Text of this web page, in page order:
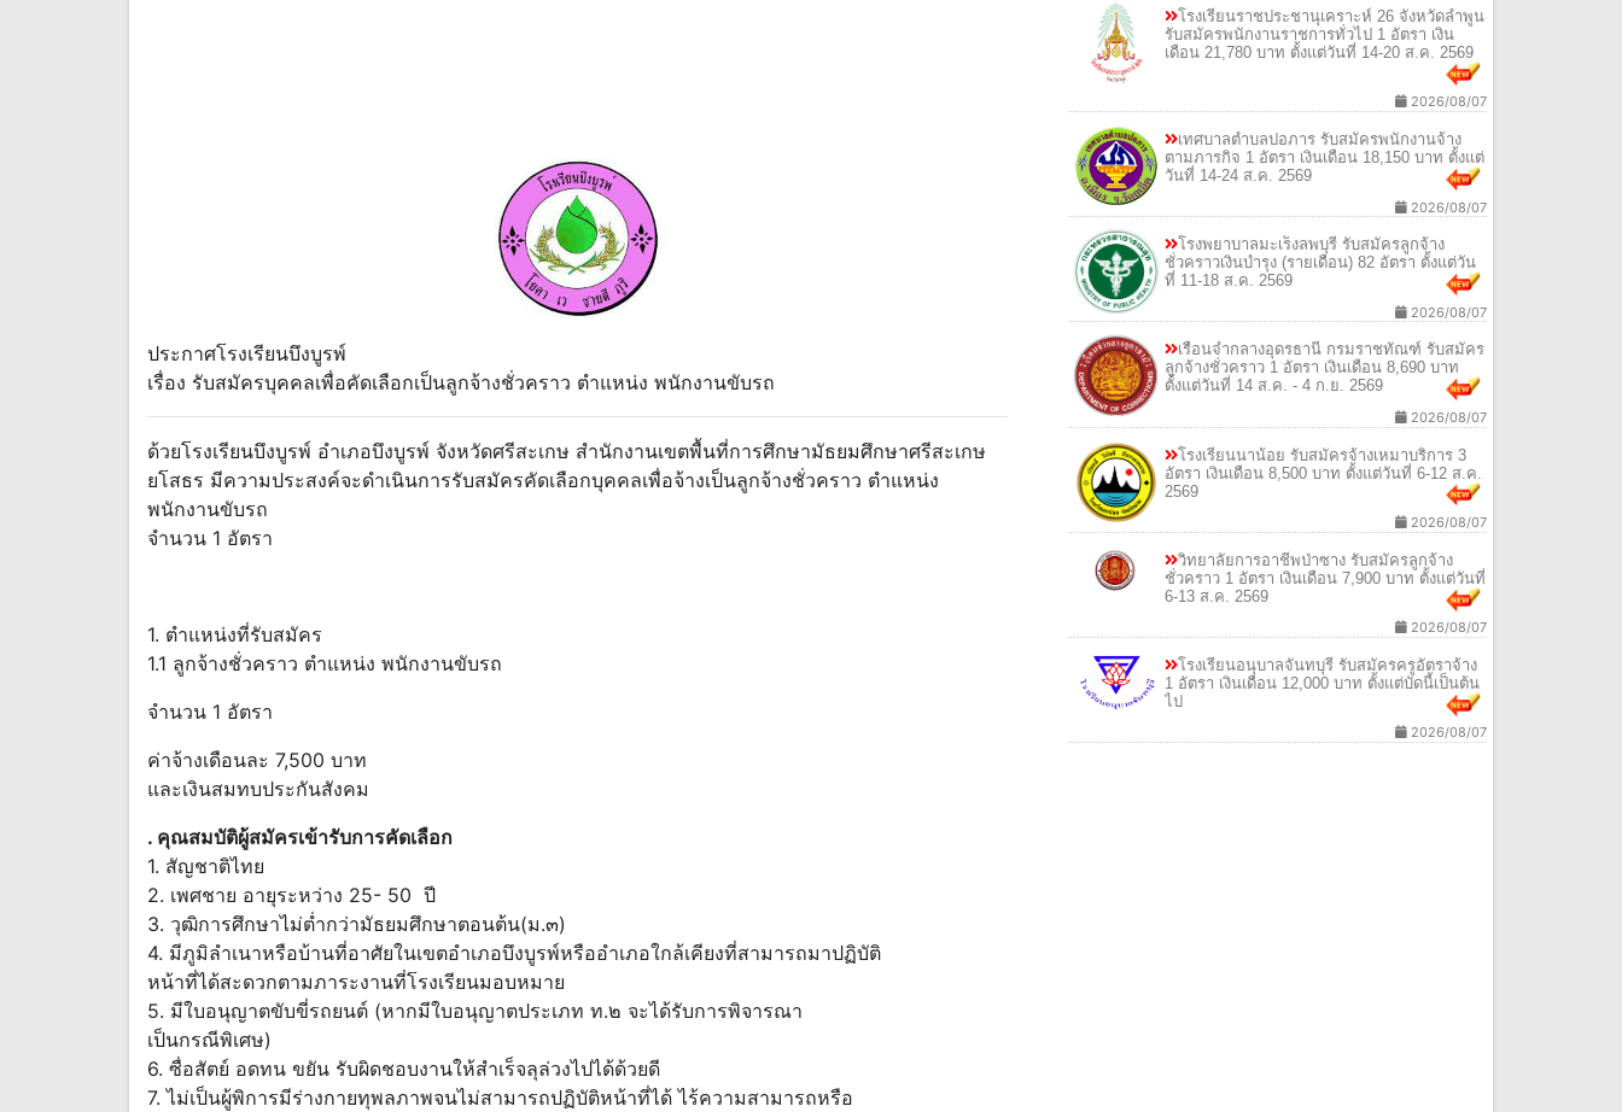
ประกาศโรงเรียนบึงบูรพ์
เรื่อง รับสมัครบุคคลเพื่อคัดเลือกเป็นลูกจ้างชั่วคราว ตำแหน่ง พนักงานขับรถ
ด้วยโรงเรียนบึงบูรพ์ อำเภอบึงบูรพ์ จังหวัดศรีสะเกษ สำนักงานเขตพื้นที่การศึกษามัธยมศึกษาศรีสะเกษ
ยโสธร มีความประสงค์จะดำเนินการรับสมัครคัดเลือกบุคคลเพื่อจ้างเป็นลูกจ้างชั่วคราว ตำแหน่ง
พนักงานขับรถ
จำนวน 1 อัตรา
1. ตำแหน่งที่รับสมัคร
1.1 ลูกจ้างชั่วคราว ตำแหน่ง พนักงานขับรถ
จำนวน 1 อัตรา
ค่าจ้างเดือนละ 7,500 บาท
และเงินสมทบประกันสังคม
. คุณสมบัติผู้สมัครเข้ารับการคัดเลือก
1. สัญชาติไทย
2. เพศชาย อายุระหว่าง 25- 50 ปี
3. วุฒิการศึกษาไม่ต่ำกว่ามัธยมศึกษาตอนต้น(ม.๓)
4. มีภูมิลำเนาหรือบ้านที่อาศัยในเขตอำเภอบึงบูรพ์หรืออำเภอใกล้เคียงที่สามารถมาปฏิบัติ
หน้าที่ได้สะดวกตามภาระงานที่โรงเรียนมอบหมาย
5. มีใบอนุญาตขับขี่รถยนต์ (หากมีใบอนุญาตประเภท ท.๒ จะได้รับการพิจารณา
เป็นกรณีพิเศษ)
6. ซื่อสัตย์ อดทน ขยัน รับผิดชอบงานให้สำเร็จลุล่วงไปได้ด้วยดี
7. ไม่เป็นผู้พิการมีร่างกายทุพลภาพจนไม่สามารถปฏิบัติหน้าที่ได้ ไร้ความสามารถหรือ
โรงเรียนราชประชานุเคราะห์ 26 จังหวัดลำพูน
รับสมัครพนักงานราชการทั่วไป 1 อัตรา เงิน
เดือน 21,780 บาท ตั้งแต่วันที่ 14-20 ส.ค. 2569
2026/08/07
เทศบาลตำบลปอภาร รับสมัครพนักงานจ้าง
ตามภารกิจ 1 อัตรา เงินเดือน 18,150 บาท ตั้งแต่
วันที่ 14-24 ส.ค. 2569
2026/08/07
โรงพยาบาลมะเร็งลพบุรี รับสมัครลูกจ้าง
ชั่วคราวเงินบำรุง (รายเดือน) 82 อัตรา ตั้งแต่วัน
ที่ 11-18 ส.ค. 2569
2026/08/07
เรือนจำกลางอุดรธานี กรมราชทัณฑ์ รับสมัคร
ลูกจ้างชั่วคราว 1 อัตรา เงินเดือน 8,690 บาท
ตั้งแต่วันที่ 14 ส.ค. - 4 ก.ย. 2569
2026/08/07
โรงเรียนนาน้อย รับสมัครจ้างเหมาบริการ 3
อัตรา เงินเดือน 8,500 บาท ตั้งแต่วันที่ 6-12 ส.ค.
2569
2026/08/07
วิทยาลัยการอาชีพป่าซาง รับสมัครลูกจ้าง
ชั่วคราว 1 อัตรา เงินเดือน 7,900 บาท ตั้งแต่วันที่
6-13 ส.ค. 2569
2026/08/07
โรงเรียนอนุบาลจันทบุรี รับสมัครครูอัตราจ้าง
1 อัตรา เงินเดือน 12,000 บาท ตั้งแต่บัดนี้เป็นต้น
ไป
2026/08/07